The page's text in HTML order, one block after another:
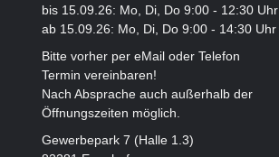
bis 15.09.26: Mo, Di, Do 9:00 - 12:30 Uhr
ab 15.09.26: Mo, Di, Do 9:00 - 14:30 Uhr
Bitte vorher per eMail oder Telefon
Termin vereinbaren!
Nach Absprache auch außerhalb der
Öffnungszeiten möglich.
Gewerbepark 7 (Halle 1.3)